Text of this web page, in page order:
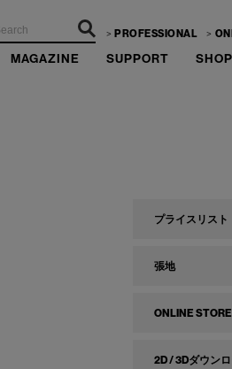
PROFESSIONAL
MAGAZINE SUPPORT
プライスリスト
張地
ONLINE
2D / 3Dダウン